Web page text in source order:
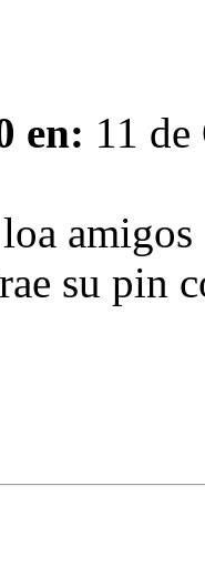
en: 11
loa
su pin